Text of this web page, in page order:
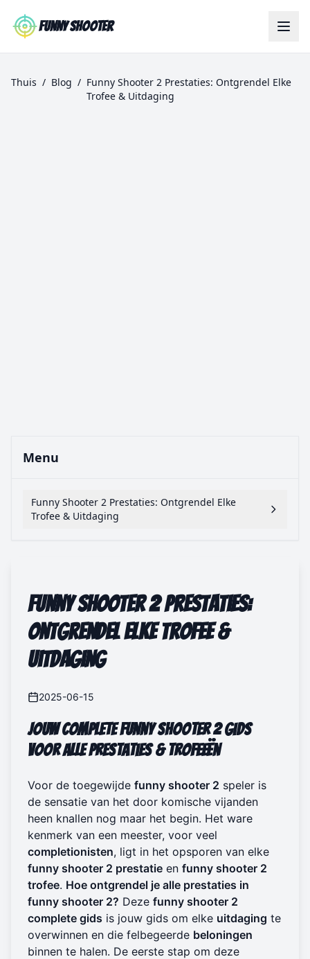
Funny Shooter
Thuis / Blog / Funny Shooter 2 Prestaties: Ontgrendel Elke
Trofee & Uitdaging
Menu
Funny Shooter 2 Prestaties: Ontgrendel Elke
Trofee & Uitdaging
Funny Shooter 2 Prestaties:
Ontgrendel Elke Trofee &
Uitdaging
2025-06-15
Jouw Complete Funny Shooter 2 Gids
voor Alle Prestaties & Trofeeën
Voor de toegewijde funny shooter 2 speler is
de sensatie van het door komische vijanden
heen knallen nog maar het begin. Het ware
kenmerk van een meester, voor veel
completionisten, ligt in het opsporen van elke
funny shooter 2 prestatie en funny shooter 2
trofee. Hoe ontgrendel je alle prestaties in
funny shooter 2? Deze funny shooter 2
complete gids is jouw gids om elke uitdaging te
overwinnen en die felbegeerde beloningen
binnen te halen. De eerste stap om deze